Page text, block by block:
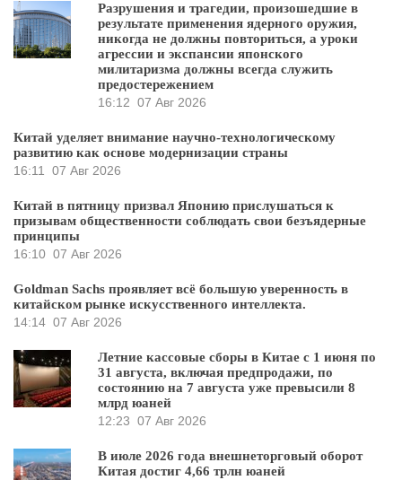
Разрушения и трагедии, произошедшие в
результате применения ядерного оружия,
никогда не должны повториться, а уроки
агрессии и экспансии японского
милитаризма должны всегда служить
предостережением
16:12 07 Авг 2026
Китай уделяет внимание научно-технологическому
развитию как основе модернизации страны
16:11
07 Авг 2026
Китай в пятницу призвал Японию прислушаться к
призывам общественности соблюдать свои безъядерные
принципы
16:10 07 Авг 2026
Goldman Sachs проявляет всё большую уверенность в
китайском рынке искусственного интеллекта.
14:14 07 Авг 2026
Летние кассовые сборы в Китае с 1 июня по
31 августа, включая предпродажи, по
состоянию на 7 августа уже превысили 8
млрд юаней
12:23 07 Авг 2026
В июле 2026 года внешнеторговый оборот
Китая достиг 4,66 трлн юаней